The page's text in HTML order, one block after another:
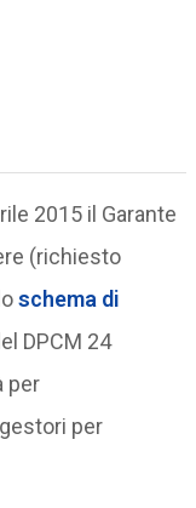
2015 il Garante
(richiesto
schema di
DPCM 24
per
per